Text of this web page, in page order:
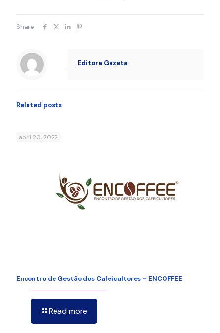
Share
Editora Gazeta
Related posts
abril 20, 2022
Encontro de Gestão dos Cafeicultores – ENCOFFEE
Read more